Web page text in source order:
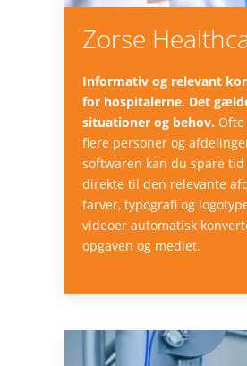
Zorse
Informativ og relevant
for hospitalerne. Det
situationer og behov.
flere personer og
softwaren kan du spare
direkte til den relevante
farver, typografi og
videoer automatisk
opgaven og mediet.